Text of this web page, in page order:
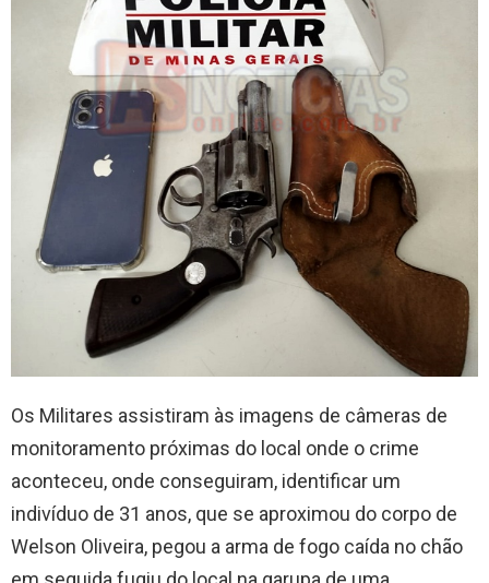
Os Militares assistiram às imagens de câmeras de
monitoramento próximas do local onde o crime
aconteceu, onde conseguiram, identificar um
indivíduo de 31 anos, que se aproximou do corpo de
Welson Oliveira, pegou a arma de fogo caída no chão